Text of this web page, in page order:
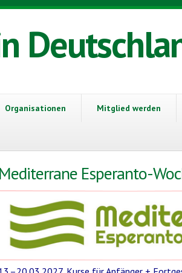
Organisationen Mitglied werden
Mediterrane Esperanto-